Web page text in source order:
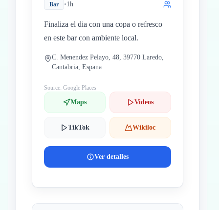
Bar •1h
Finaliza el dia con una copa o refresco
en este bar con ambiente local.
C. Menendez Pelayo, 48, 39770 Laredo,
Cantabria, Espana
Source: Google Places
Maps Videos
TikTok Wikiloc
Ver detalles